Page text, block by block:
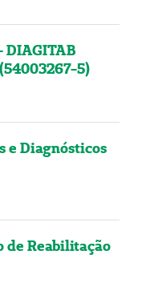
DIAGITAB
5)
e Diagnósticos
de Reabilitação